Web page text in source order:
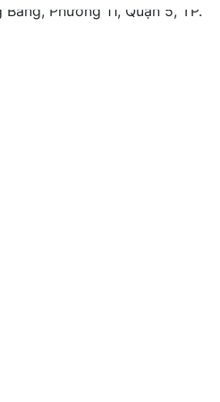
Bàng, Phường 11, Quận 5, TP.